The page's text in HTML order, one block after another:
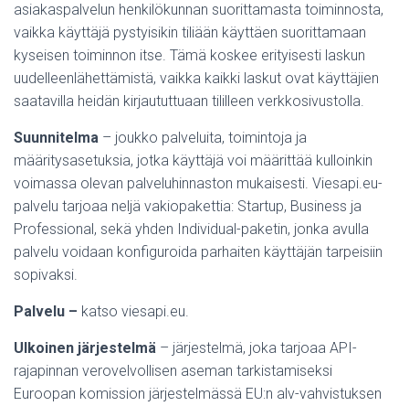
asiakaspalvelun henkilökunnan suorittamasta toiminnosta,
vaikka käyttäjä pystyisikin tiliään käyttäen suorittamaan
kyseisen toiminnon itse. Tämä koskee erityisesti laskun
uudelleenlähettämistä, vaikka kaikki laskut ovat käyttäjien
saatavilla heidän kirjaututtuaan tililleen verkkosivustolla.
Suunnitelma – joukko palveluita, toimintoja ja
määritysasetuksia, jotka käyttäjä voi määrittää kulloinkin
voimassa olevan palveluhinnaston mukaisesti. Viesapi.eu-
palvelu tarjoaa neljä vakiopakettia: Startup, Business ja
Professional, sekä yhden Individual-paketin, jonka avulla
palvelu voidaan konfiguroida parhaiten käyttäjän tarpeisiin
sopivaksi.
Palvelu – katso viesapi.eu.
Ulkoinen järjestelmä – järjestelmä, joka tarjoaa API-
rajapinnan verovelvollisen aseman tarkistamiseksi
Euroopan komission järjestelmässä EU:n alv-vahvistuksen